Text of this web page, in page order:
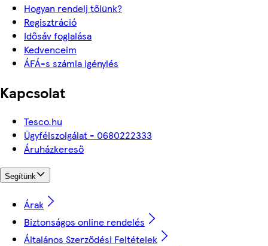
Hogyan rendelj tőlünk?
Regisztráció
Idősáv foglalása
Kedvenceim
ÁFÁ-s számla igénylés
Kapcsolat
Tesco.hu
Ügyfélszolgálat - 0680222333
Áruházkereső
Segítünk
Árak
Biztonságos online rendelés
Általános Szerződési Feltételek